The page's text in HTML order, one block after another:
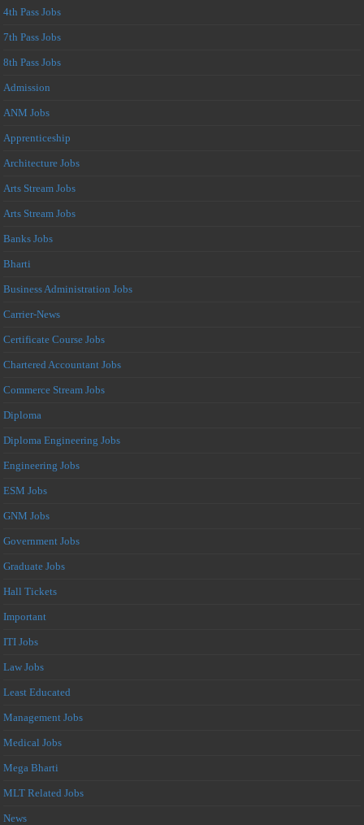
4th Pass Jobs
7th Pass Jobs
8th Pass Jobs
Admission
ANM Jobs
Apprenticeship
Architecture Jobs
Arts Stream Jobs
Arts Stream Jobs
Banks Jobs
Bharti
Business Administration Jobs
Carrier-News
Certificate Course Jobs
Chartered Accountant Jobs
Commerce Stream Jobs
Diploma
Diploma Engineering Jobs
Engineering Jobs
ESM Jobs
GNM Jobs
Government Jobs
Graduate Jobs
Hall Tickets
Important
ITI Jobs
Law Jobs
Least Educated
Management Jobs
Medical Jobs
Mega Bharti
MLT Related Jobs
News